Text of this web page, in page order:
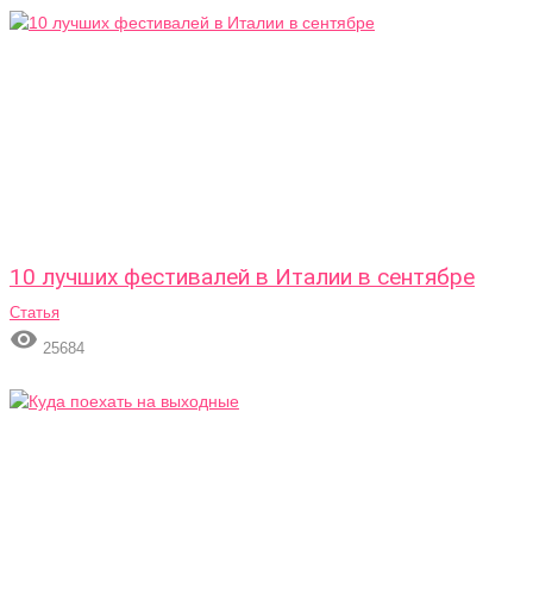
10 лучших фестивалей в Италии в сентябре
Статья
 25684